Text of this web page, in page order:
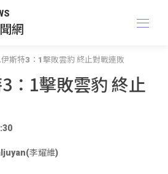
網
斯特3：1擊敗雲豹 終止對戰連敗
：1擊敗雲豹 終止
李耀維)